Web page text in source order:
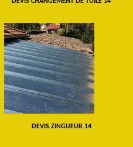
DEVIS ZINGUEUR 14